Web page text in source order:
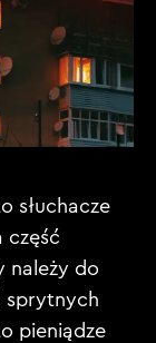
słuchacze
część
należy do
sprytnych
pieniądze